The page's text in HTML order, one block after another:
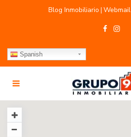
Blog Inmobiliario | Webmail
Spanish